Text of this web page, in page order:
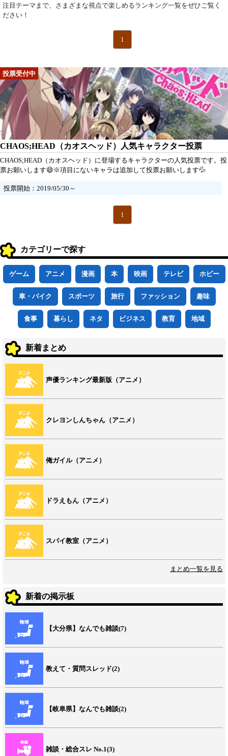
注目テーマまで、さまざまな視点で楽しめるランキング一覧をぜひご覧く
ださい！
1
CHAOS;HEAD（カオスヘッド）人気キャラクター投票
CHAOS;HEAD（カオスヘッド）に登場するキャラクターの人気投票です。投
票お願いします😄※項目にないキャラは追加して投票お願いします💦
投票開始：2019/05/30～
1
カテゴリーで探す
ゲーム アニメ 漫画 本 映画 テレビ ホビー
車・バイク スポーツ 旅行 ファッション 趣味
食事 暮らし ネタ ビジネス 教育 地域
新着まとめ
声優ランキング最新版（アニメ）
クレヨンしんちゃん（アニメ）
俺ガイル（アニメ）
ドラえもん（アニメ）
スパイ教室（アニメ）
まとめ一覧を見る
新着の掲示板
【大分県】なんでも雑談(7)
教えて・質問スレッド(2)
【岐阜県】なんでも雑談(2)
雑談・総合スレ No.1(3)